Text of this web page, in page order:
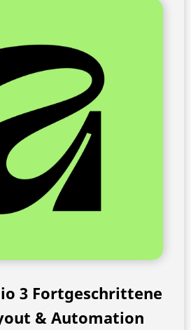
3 Fortgeschrittene
& Automation